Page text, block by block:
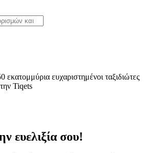
εκατομμύρια ευχαριστημένοι ταξιδιώτες
Tiqets
ευελιξία σου!